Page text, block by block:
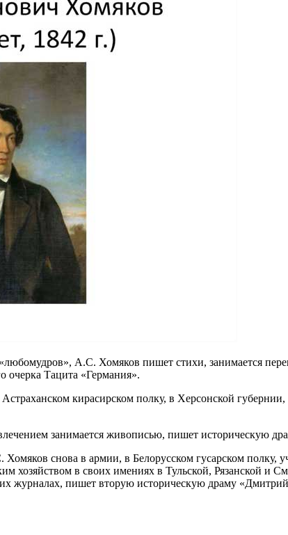
А.С. Хомяков пишет стихи, занимается
очерка Тацита «Германия».
кирасирском полку, в Херсонской
занимается живописью, пишет историческую
снова в армии, в Белорусском гусарском полку,
хозяйством в своих имениях в Тульской, Рязанской и
журналах, пишет вторую историческую драму